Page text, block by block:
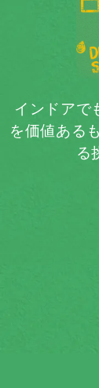
インドアで
を価値ある
る